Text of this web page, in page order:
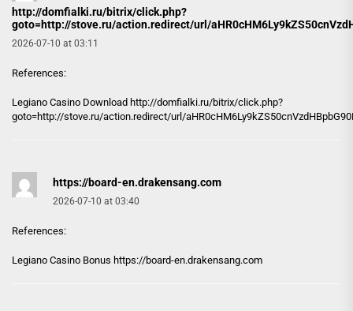
http://domfialki.ru/bitrix/click.php?
goto=http://stove.ru/action.redirect/url/
2026-07-10 at 03:11
References:
Legiano Casino Download http://domfialki.ru/bitrix/click.php?
goto=http://stove.ru/action.redirect/url/
https://board-en.drakensang.com
2026-07-10 at 03:40
References:
Legiano Casino Bonus https://board-en.drakensang.com